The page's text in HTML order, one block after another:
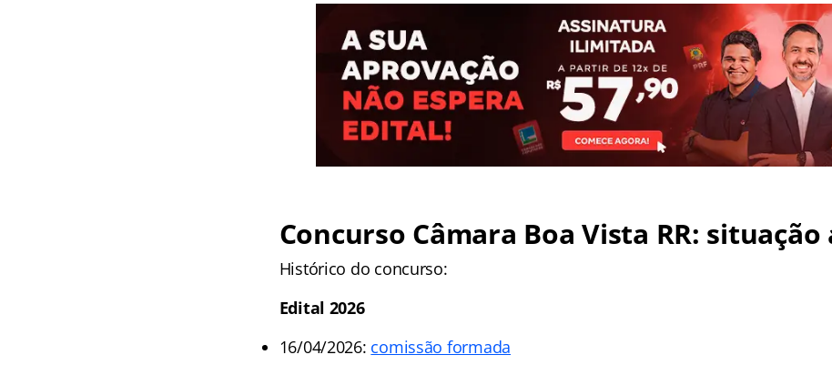
Concurso Câmara Boa Vista RR:
Histórico do concurso:
Edital 2026
16/04/2026: comissão formada